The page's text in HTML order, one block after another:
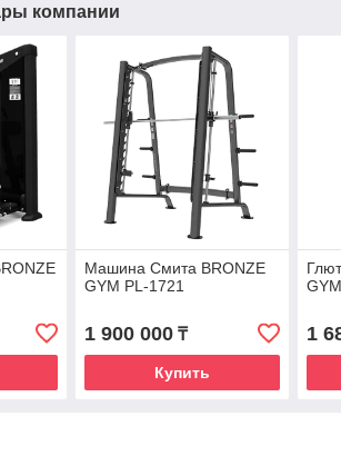
компании
Машина Смита BRONZE
GYM PL-1721
1 900 000₸
Купить
1